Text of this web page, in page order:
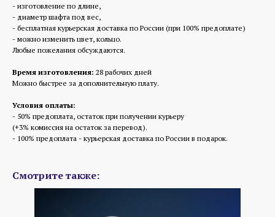
- изготовление по длине,
- диаметр шафта под вес,
- бесплатная курьерская доставка по России (при 100% предоплате)
- можно изменить цвет, кольцо.
Любые пожелания обсуждаются.
Время изготовления: 28 рабочих дней
Можно быстрее за дополнительную плату.
Условия оплаты:
- 50% предоплата, остаток при получении курьеру
(+3% комиссия на остаток за перевод).
- 100% предоплата - курьерская доставка по России в подарок.
Смотрите также: